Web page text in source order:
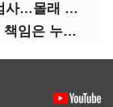
금감원 현안검사에 발목 잡힌 정기검사…몰래 웃는 금융권
(토마토칼럼)'소비자보호 정책 실패' 책임은 누가 지나